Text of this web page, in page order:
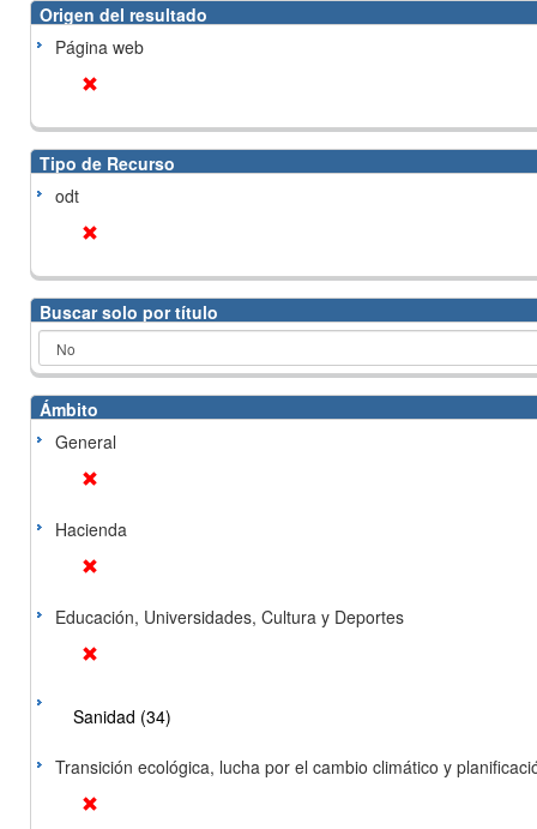
Origen del resultado
Página web
Tipo de Recurso
odt
Buscar solo por título
Ámbito
General
Hacienda
Educación, Universidades, Cultura y Deportes
Sanidad (34)
Transición ecológica, lucha por el cambio climático y